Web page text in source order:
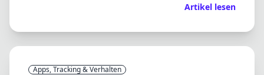
Artikel lesen
Apps, Tracking & Verhalten